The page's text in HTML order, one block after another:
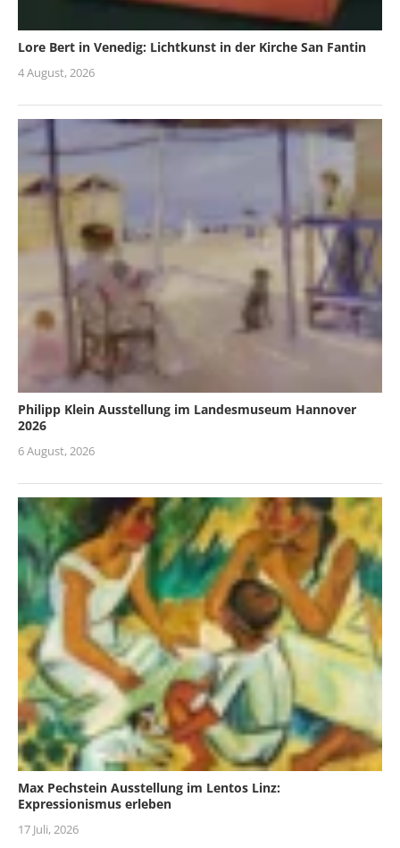
Lore Bert in Venedig: Lichtkunst in der Kirche San Fantin
4 August, 2026
Philipp Klein Ausstellung im Landesmuseum Hannover
2026
6 August, 2026
Max Pechstein Ausstellung im Lentos Linz:
Expressionismus erleben
17 Juli, 2026